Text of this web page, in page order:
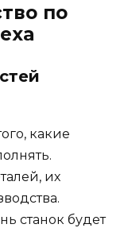
по
какие
их
станок будет